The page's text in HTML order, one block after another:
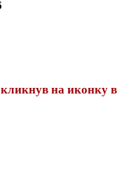
на иконку в